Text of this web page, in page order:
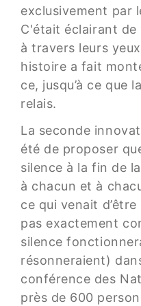
exclusivement par
C'était éclairant de
à travers leurs
histoire a fait
ce, jusqu’à ce que
relais.
La seconde
été de proposer
silence à la fin de
à chacun et à
ce qui venait
pas exactement
silence
résonneraient)
conférence des
près de 600